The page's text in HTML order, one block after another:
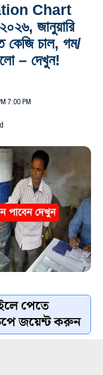
Chart
জানুয়ারি
কেজি চাল, গম/
– দেখুন!
7:00 PM
পেতে
জয়েন্ট করুন